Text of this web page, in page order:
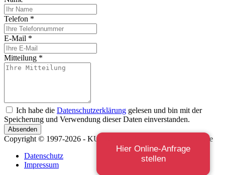
Telefon *
E-Mail *
Mitteilung *
Ich habe die Datenschutzerklärung gelesen und bin mit der
Speicherung und Verwendung dieser Daten einverstanden.
Absenden
Copyright © 1997-2026 - KUCKLICK dresdner-fachanwaelte.de
Datenschutz
Impressum
Hier Online-Anfrage
stellen